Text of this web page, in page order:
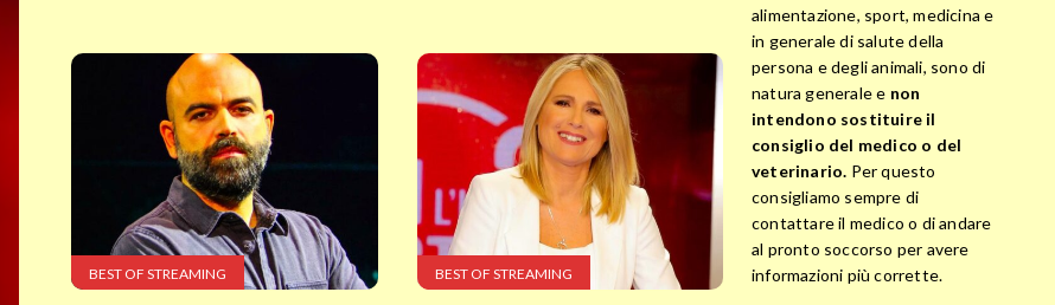
BEST OF STREAMING BEST OF STREAMING
alimentazione, sport, medicina e
in generale di salute della
persona e degli animali, sono di
natura generale e non
intendono sostituire il
consiglio del medico o del
veterinario. Per questo
consigliamo sempre di
contattare il medico o di andare
al pronto soccorso per avere
informazioni più corrette.